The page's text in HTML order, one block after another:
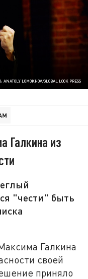
ANATOLY LOMOKHOV/GLOBAL LOOK PRESS
Галкина из
"чести" быть
Галкина
своей
приняло